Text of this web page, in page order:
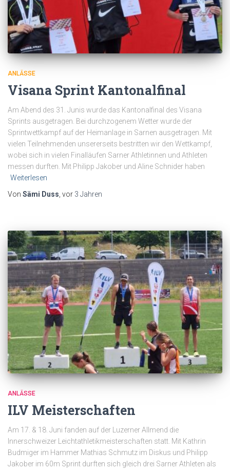
ANLÄSSE
Visana Sprint Kantonalfinal
Am Abend des 31. Junis wurde das Kantonalfinal des Visana
Sprints ausgetragen. Bei durchzogenem Wetter wurde der
Sprintwettkampf auf der Heimanlage in Sarnen ausgetragen. Mit
vielen Teilnehmenden unsererseits bestritten wir den Wettkampf,
wobei sich in vielen Finalläufen Sarner Athletinnen und Athleten
messen durften. Mit Philipp Jakober und Aline Schnider haben
Weiterlesen
Von Sämi Duss , vor 3 Jahren
ANLÄSSE
ILV Meisterschaften
Am 17. & 18. Juni fanden auf der Luzerner Allmend die
Innerschweizer Leichtathletikmeisterschaften statt. Mit Kathrin
Budmiger im Hammer Mathias Schmutz im Diskus und Philipp
Jakober im 60m Sprint durften sich gleich drei Sarner Athleten als